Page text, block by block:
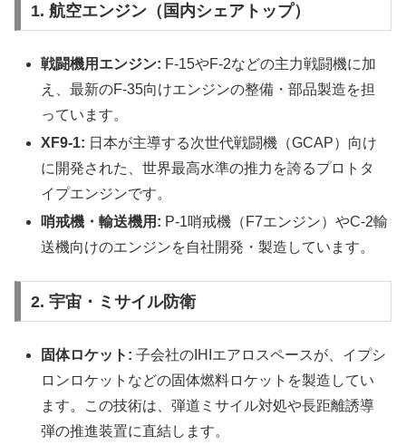
1. 航空エンジン（国内シェアトップ）
戦闘機用エンジン: F-15やF-2などの主力戦闘機に加
え、最新のF-35向けエンジンの整備・部品製造を担
っています。
XF9-1: 日本が主導する次世代戦闘機（GCAP）向け
に開発された、世界最高水準の推力を誇るプロトタ
イプエンジンです。
哨戒機・輸送機用: P-1哨戒機（F7エンジン）やC-2輸
送機向けのエンジンを自社開発・製造しています。
2. 宇宙・ミサイル防衛
固体ロケット: 子会社のIHIエアロスペースが、イプシ
ロンロケットなどの固体燃料ロケットを製造してい
ます。この技術は、弾道ミサイル対処や長距離誘導
弾の推進装置に直結します。